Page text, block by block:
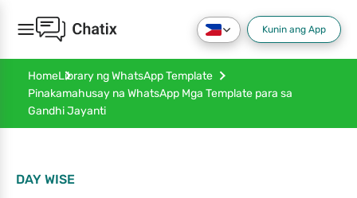
Kunin ang App
HomeLibrary ng WhatsApp Template
Pinakamahusay na WhatsApp Mga Template para sa
Gandhi Jayanti
DAY WISE